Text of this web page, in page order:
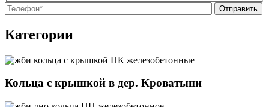
Категории
Кольца с крышкой в дер. Кроватыни